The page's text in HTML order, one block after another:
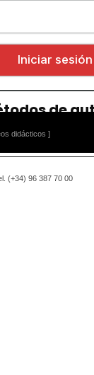
didácticos ]
(+34) 96 387 70 00